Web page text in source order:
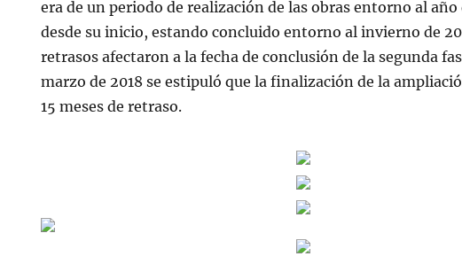
era de un periodo de realización de las obras entorno al año
desde su inicio, estando concluido entorno al invierno de
retrasos afectaron a la fecha de conclusión de la segunda
marzo de 2018 se estipuló que la finalización de la
15 meses de retraso.